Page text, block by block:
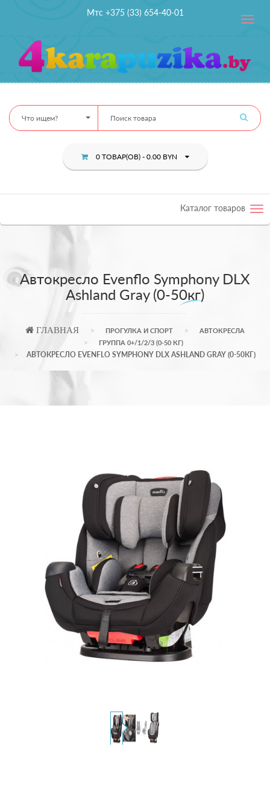
Мтс +375 (33) 654-40-01
Toggle
Что ищем?
0 ТОВАР(ОВ) - 0.00 BYN
Каталог товаров
Автокресло Evenflo Symphony DLX
Ashland Gray (0-50кг)
ГЛАВНАЯ ПРОГУЛКА И СПОРТ
АВТОКРЕСЛА
ГРУППА 0+/1/2/3 (0-50 КГ)
АВТОКРЕСЛО EVENFLO SYMPHONY DLX ASHLAND GRAY (0-50КГ)